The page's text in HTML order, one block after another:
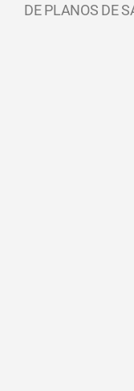
DE PLANOS DE